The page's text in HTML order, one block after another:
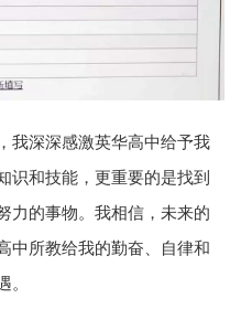
我深深感激英华高中给予我
识和技能，更重要的是找到
力的事物。我相信，未来的
中所教给我的勤奋、自律和
。